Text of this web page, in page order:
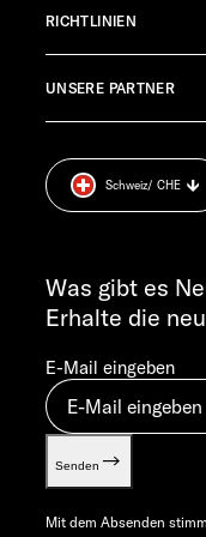
Germany
TECHNISCHER
MO-DO 7:30 – 12:00
FR 7:30 – 12:00 UHR
Infomaterial
Anschlussgarantie
RICHTLINIEN
Impressum
Sicherheitshinweis
Cookie Consent
UNSERE PARTNER
Was gibt es
Erhalte die
E-Mail eingeben
Senden
Mit dem Absenden
Schweiz/ CHE